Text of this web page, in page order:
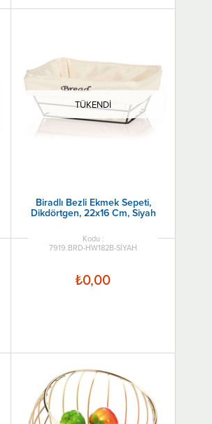
TÜKENDI
Biradlı Bezli Ekmek Sepeti,
Dikdörtgen, 22x16 Cm, Siyah
7919.BRD-HW182B-SİYAH
₺0,00